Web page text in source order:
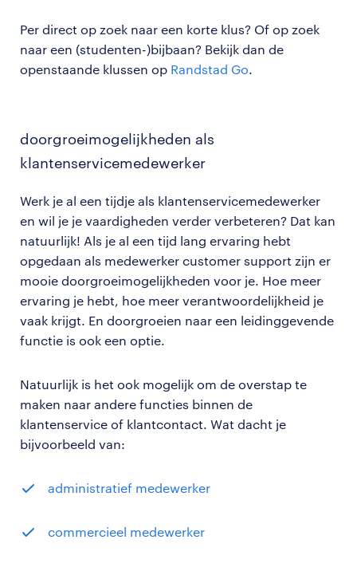
Per direct op zoek naar een korte klus? Of op zoek
naar een (studenten-)bijbaan? Bekijk dan de
openstaande klussen op Randstad Go.
doorgroeimogelijkheden als
klantenservicemedewerker
Werk je al een tijdje als klantenservicemedewerker
en wil je je vaardigheden verder verbeteren? Dat kan
natuurlijk! Als je al een tijd lang ervaring hebt
opgedaan als medewerker customer support zijn er
mooie doorgroeimogelijkheden voor je. Hoe meer
ervaring je hebt, hoe meer verantwoordelijkheid je
vaak krijgt. En doorgroeien naar een leidinggevende
functie is ook een optie.
Natuurlijk is het ook mogelijk om de overstap te
maken naar andere functies binnen de
klantenservice of klantcontact. Wat dacht je
bijvoorbeeld van:
administratief medewerker
commercieel medewerker